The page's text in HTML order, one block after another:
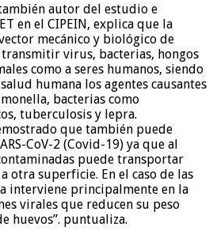
autor del estudio e
en el CIPEIN, explica que la
mecánico y biológico de
transmitir virus, bacterias, hongos
como a seres humanos, siendo
humana los agentes causantes
bacterias como
tuberculosis y lepra.
que también puede
CoV-2 (Covid-19) ya que al
puede transportar
otra superficie. En el caso de las
interviene principalmente en la
virales que reducen su peso
huevos”. puntualiza.